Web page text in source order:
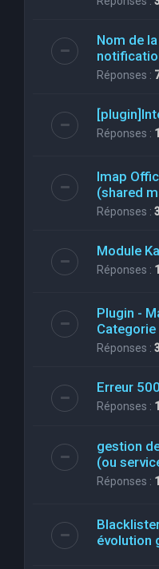
Nom de
Réponses :
Réponses :
Imap
(shared
Réponses :
Module
Réponses :
Plugin -
Réponses :
Erreur
Réponses : 1
gestion
(ou
Réponses :
évolution